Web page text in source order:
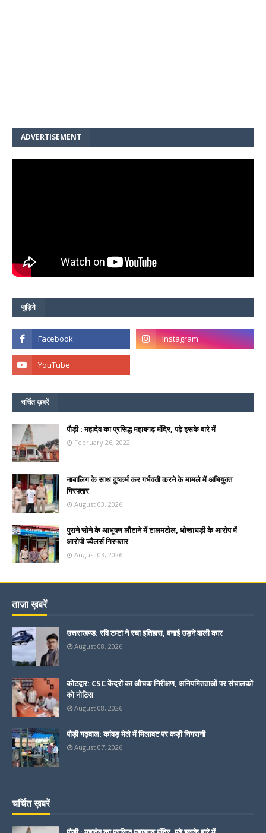
ADVERTISEMENT
जुड़िये
चर्चित ख़बरें
पौड़ी : महादेव का प्रसिद्ध महाबगढ़ मंदिर, पढ़े इसके बारे में
February 26, 2022
नाबालिग के साथ दुष्कर्म कर गर्भवती करने के मामले में अभियुक्त
गिरफ्तार
August 03, 2026
पुराने सोने के आभूषण लौटाने में टालमटोल, धोखाधड़ी के आरोप में
आरोपी ज्वैलर्स गिरफ्तार
August 03, 2026
ताज़ा ख़बरें
उत्तराखण्ड: रवि टम्टा ने रचा इतिहास, बनाई उड़ने वाली कार
August 08, 2026
कोटद्वार: CSC केंद्रों का औचक निरीक्षण, अनियमितताओं पर संचालकों
को नोटिस
August 08, 2026
पौड़ी गढ़वाल: कांवड़ मेले में मिलावट पर कड़ी निगरानी
August 07, 2026
चर्चित ख़बरें